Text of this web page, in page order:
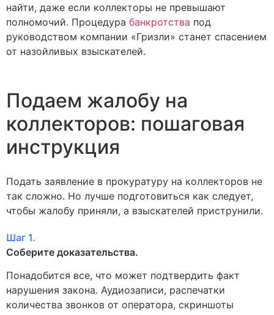
найти, даже если коллекторы не превышают
полномочий. Процедура банкротства под
руководством компании «Гризли» станет спасением
от назойливых взыскателей.
Подаем жалобу на
коллекторов: пошаговая
инструкция
Подать заявление в прокуратуру на коллекторов не
так сложно. Но лучше подготовиться как следует,
чтобы жалобу приняли, а взыскателей приструнили.
Шаг 1.
Соберите доказательства.
Понадобится все, что может подтвердить факт
нарушения закона. Аудиозаписи, распечатки
количества звонков от оператора, скриншоты